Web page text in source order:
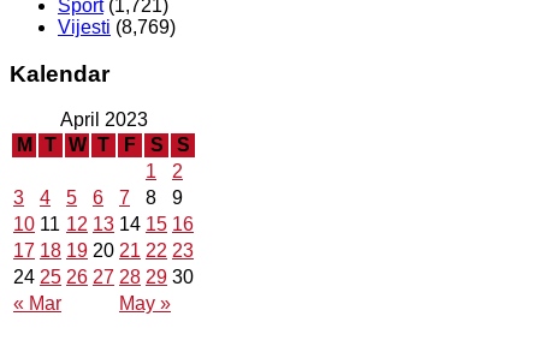
Sport(1,721)
Vijesti (8,769)
Kalendar
April 2023
M
T W T F S S
« Mar May »
1
2
3
4 5 6 7 8
9
10 11 12 13 14 15 16
17 18 19 20 21 22 23
24 25 26 27 28 29 30